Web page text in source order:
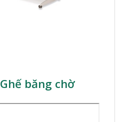
Ghế băng chờ